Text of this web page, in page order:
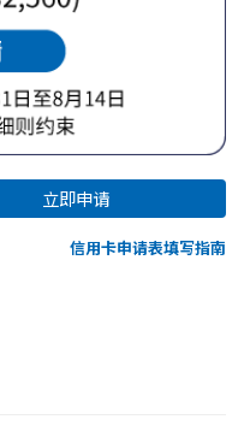
立即申请
信用卡申请表填写指南